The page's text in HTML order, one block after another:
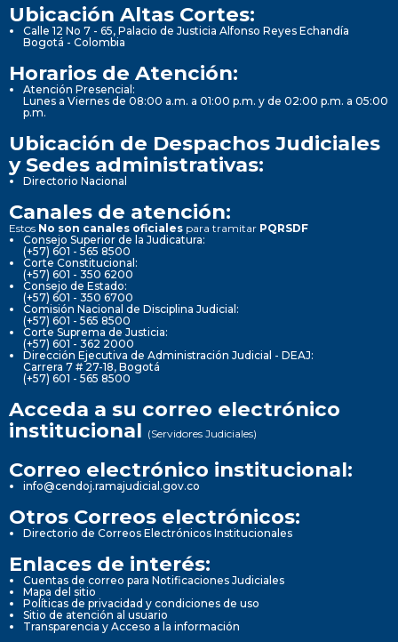
Ubicación Altas Cortes:
Calle 12 No 7 - 65, Palacio de Justicia Alfonso Reyes Echandía
Bogotá - Colombia
Horarios de Atención:
Atención Presencial:
Lunes a Viernes de 08:00 a.m. a 01:00 p.m. y de 02:00 p.m. a 05:00
p.m.
Ubicación de Despachos Judiciales
y Sedes administrativas:
Directorio Nacional
Canales de atención:
Estos No son canales oficiales para tramitar PQRSDF
Consejo Superior de la Judicatura:
(+57) 601 - 565 8500
Corte Constitucional:
(+57) 601 - 350 6200
Consejo de Estado:
(+57) 601 - 350 6700
Comisión Nacional de Disciplina Judicial:
(+57) 601 - 565 8500
Corte Suprema de Justicia:
(+57) 601 - 362 2000
Dirección Ejecutiva de Administración Judicial - DEAJ:
Carrera 7 # 27-18, Bogotá
(+57) 601 - 565 8500
Acceda a su correo electrónico
institucional (Servidores Judiciales)
Correo electrónico institucional:
info@cendoj.ramajudicial.gov.co
Otros Correos electrónicos:
Directorio de Correos Electrónicos Institucionales
Enlaces de interés:
Cuentas de correo para Notificaciones Judiciales
Mapa del sitio
Políticas de privacidad y condiciones de uso
Sitio de atención al usuario
Transparencia y Acceso a la información